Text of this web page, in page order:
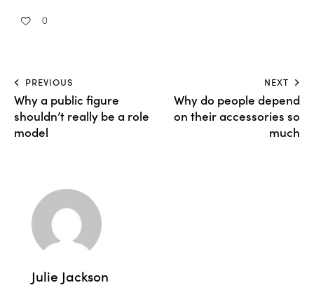
0
PREVIOUS
Why a public figure
shouldn’t really be a role
model
NEXT
Why do people depend
on their accessories so
much
Julie Jackson